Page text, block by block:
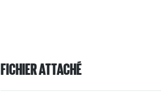
FICHIER ATTACHÉ